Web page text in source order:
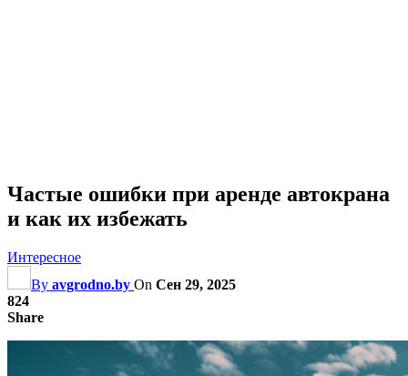
Частые ошибки при аренде автокрана
и как их избежать
Интересное
By avgrodno.by On Сен 29, 2025
824
Share